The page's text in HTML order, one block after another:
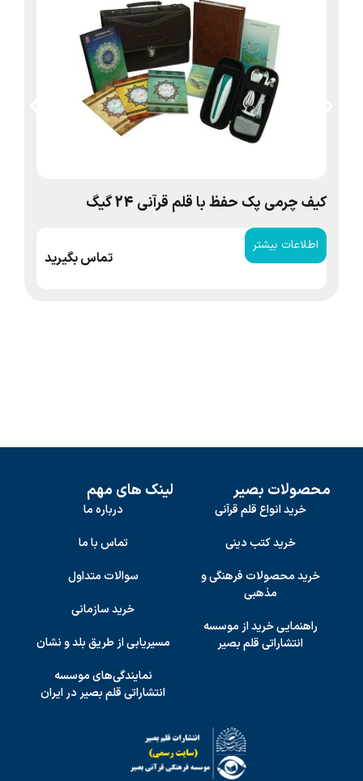
کیف چرمی پک حفظ با قلم قرآنی 24 گیگ
اطلاعات بیشتر
تماس بگیرید
محصولات بصیر
خرید انواع قلم قرآنی
خرید کتب دینی
خرید محصولات فرهنگی و
مذهبی
راهنمایی خرید از موسسه
انتشاراتی قلم بصیر
لینک های مهم
درباره ما
تماس با ما
سوالات متداول
خرید سازمانی
مسیریابی از طریق بلد و نشان
نمایندگی‌های موسسه
انتشاراتی قلم بصیر در ایران